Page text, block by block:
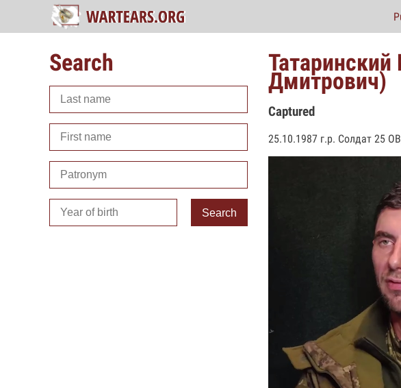
Search
Search
Дмитрович)
Captured
25.10.1987 г.р. Солдат 25